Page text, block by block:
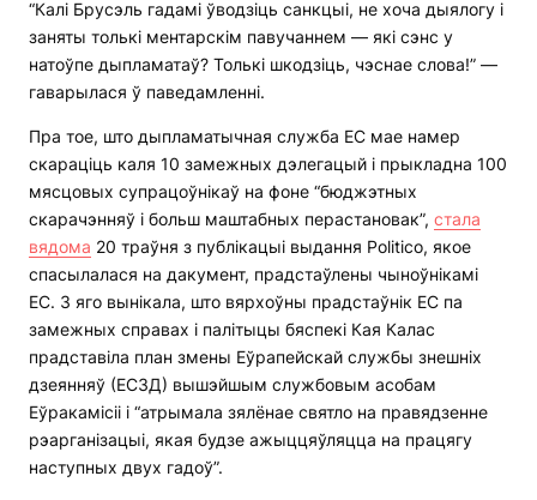
“Калі Брусэль гадамі ўводзіць санкцыі, не хоча дыялогу і
заняты толькі ментарскім павучаннем — які сэнс у
натоўпе дыпламатаў? Толькі шкодзіць, чэснае слова!” —
гаварылася ў паведамленні.
Пра тое, што дыпламатычная служба ЕС мае намер
скараціць каля 10 замежных дэлегацый і прыкладна 100
мясцовых супрацоўнікаў на фоне “бюджэтных
скарачэнняў і больш маштабных перастановак”, стала
вядома 20 траўня з публікацыі выдання Politico, якое
спасылалася на дакумент, прадстаўлены чыноўнікамі
ЕС. З яго вынікала, што вярхоўны прадстаўнік ЕС па
замежных справах і палітыцы бяспекі Кая Калас
прадставіла план змены Еўрапейскай службы знешніх
дзеянняў (ЕСЗД) вышэйшым службовым асобам
Еўракамісіі і “атрымала зялёнае святло на правядзенне
рэарганізацыі, якая будзе ажыццяўляцца на працягу
наступных двух гадоў”.